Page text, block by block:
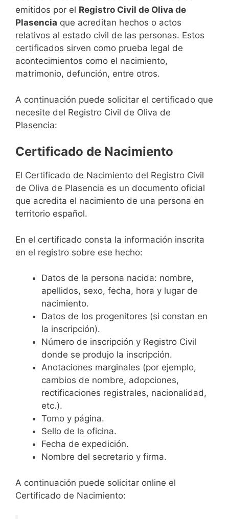
emitidos por el Registro Civil de Oliva de
Plasencia que acreditan hechos o actos
relativos al estado civil de las personas. Estos
certificados sirven como prueba legal de
acontecimientos como el nacimiento,
matrimonio, defunción, entre otros.
A continuación puede solicitar el certificado que
necesite del Registro Civil de Oliva de
Plasencia:
Certificado de Nacimiento
El Certificado de Nacimiento del Registro Civil
de Oliva de Plasencia es un documento oficial
que acredita el nacimiento de una persona en
territorio español.
En el certificado consta la información inscrita
en el registro sobre ese hecho:
Datos de la persona nacida: nombre,
apellidos, sexo, fecha, hora y lugar de
nacimiento.
Datos de los progenitores (si constan en
la inscripción).
Número de inscripción y Registro Civil
donde se produjo la inscripción.
Anotaciones marginales (por ejemplo,
cambios de nombre, adopciones,
rectificaciones registrales, nacionalidad,
etc.).
Tomo y página.
Sello de la oficina.
Fecha de expedición.
Nombre del secretario y firma.
A continuación puede solicitar online el
Certificado de Nacimiento: